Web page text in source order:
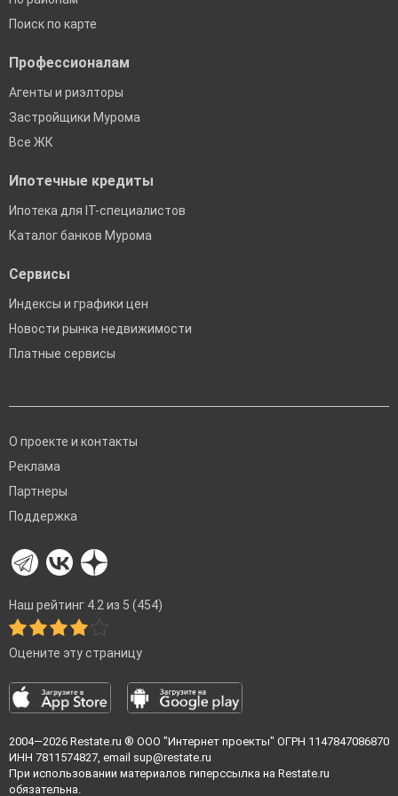
Поиск по карте
Профессионалам
Агенты и риэлторы
Застройщики Мурома
Все ЖК
Ипотечные кредиты
Ипотека для IT-специалистов
Каталог банков Мурома
Сервисы
Индексы и графики цен
Новости рынка недвижимости
Платные сервисы
О проекте и контакты
Реклама
Партнеры
Поддержка
Наш рейтинг 4.2 из 5 (454)
Оцените эту страницу
2004—2026 Restate.ru ® ООО "Интернет проекты" ОГРН 1147847086870
ИНН 7811574827, email sup@restate.ru
При использовании материалов гиперссылка на Restate.ru
обязательна.